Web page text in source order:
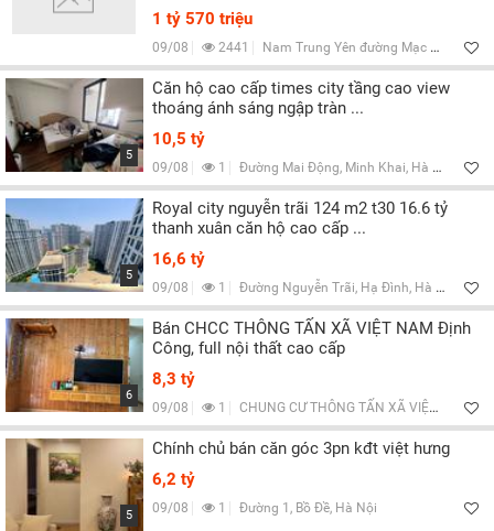
1 tỷ 570 triệu
09/08 2441 Nam Trung Yên đường Mạc Thái Tổ (Nguyễn Chánh rẽ vào) Phường Trung Hòa Quận Cầu Giấy, Q.Cầu Giấy, Hà Nội
5
Căn hộ cao cấp times city tầng cao view
thoáng ánh sáng ngập tràn ...
10,5 tỷ
09/08 1 Đường Mai Động, Minh Khai, Hà Nội
5
Royal city nguyễn trãi 124 m2 t30 16.6 tỷ
thanh xuân căn hộ cao cấp ...
16,6 tỷ
09/08 1 Đường Nguyễn Trãi, Hạ Đình, Hà Nội
6
Bán CHCC THÔNG TẤN XÃ VIỆT NAM Định
Công, full nội thất cao cấp
8,3 tỷ
09/08 1 CHUNG CƯ THÔNG TẤN XÃ VIỆT NAM – ĐỊNH CÔNG, Q.Hoàng Mai, Hà Nội
5
Chính chủ bán căn góc 3pn kđt việt hưng
6,2 tỷ
09/08 1 Đường 1, Bồ Đề, Hà Nội